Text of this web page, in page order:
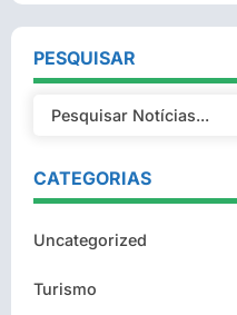
PESQUISAR
CATEGORIAS
Uncategorized
Turismo